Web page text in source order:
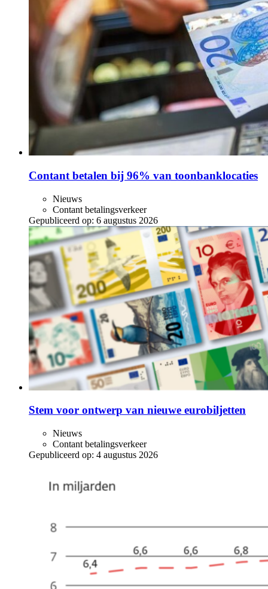
Contant betalen bij 96% van toonbanklocaties
Nieuws
Contant betalingsverkeer
Gepubliceerd op: 6 augustus 2026
Stem voor ontwerp van nieuwe eurobiljetten
Nieuws
Contant betalingsverkeer
Gepubliceerd op: 4 augustus 2026